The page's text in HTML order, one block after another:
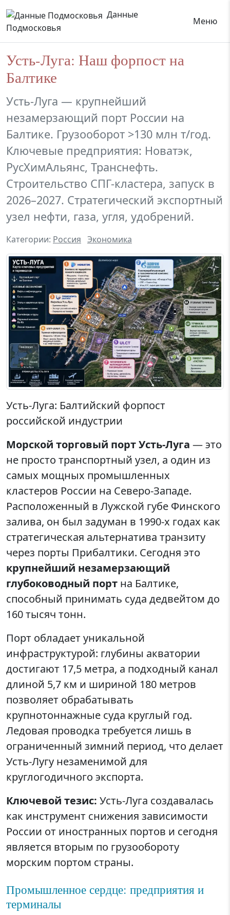
Данные
Подмосковья
Меню
Усть-Луга: Наш форпост на
Балтике
Усть-Луга — крупнейший
незамерзающий порт России на
Балтике. Грузооборот >130 млн т/год.
Ключевые предприятия: Новатэк,
РусХимАльянс, Транснефть.
Строительство СПГ-кластера, запуск в
2026–2027. Стратегический экспортный
узел нефти, газа, угля, удобрений.
Категории: Россия Экономика
Усть-Луга: Балтийский форпост
российской индустрии
Морской торговый порт Усть-Луга — это
не просто транспортный узел, а один из
самых мощных промышленных
кластеров России на Северо-Западе.
Расположенный в Лужской губе Финского
залива, он был задуман в 1990-х годах как
стратегическая альтернатива транзиту
через порты Прибалтики. Сегодня это
крупнейший незамерзающий
глубоководный порт на Балтике,
способный принимать суда дедвейтом до
160 тысяч тонн.
Порт обладает уникальной
инфраструктурой: глубины акватории
достигают 17,5 метра, а подходный канал
длиной 5,7 км и шириной 180 метров
позволяет обрабатывать
крупнотоннажные суда круглый год.
Ледовая проводка требуется лишь в
ограниченный зимний период, что делает
Усть-Лугу незаменимой для
круглогодичного экспорта.
Ключевой тезис: Усть-Луга создавалась
как инструмент снижения зависимости
России от иностранных портов и сегодня
является вторым по грузообороту
морским портом страны.
Промышленное сердце: предприятия и
терминалы